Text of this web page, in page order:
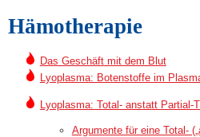
Hämotherapie
Das Geschäft mit dem Blut
Lyoplasma: Botenstoffe im
Lyoplasma: Total- anstatt Partial-
Argumente für eine Total-